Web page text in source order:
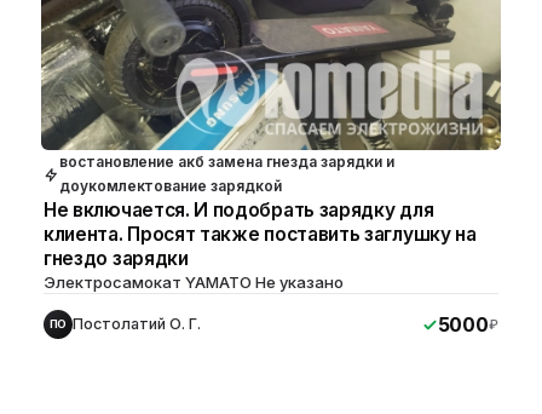
востановление акб замена гнезда зарядки и
доукомлектование зарядкой
Не включается. И подобрать зарядку для
клиента. Просят также поставить заглушку на
гнездо зарядки
Электросамокат YAMATO Не указано
ПО Постолатий О. Г. 5000₽